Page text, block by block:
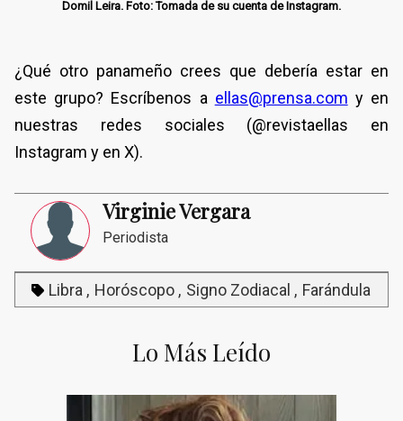
Domil Leira. Foto: Tomada de su cuenta de Instagram.
¿Qué otro panameño crees que debería estar en
este grupo? Escríbenos a ellas@prensa.com y en
nuestras redes sociales (@revistaellas en
Instagram y en X).
Virginie Vergara
Periodista
Libra Horóscopo Signo Zodiacal Farándula
Lo Más Leído